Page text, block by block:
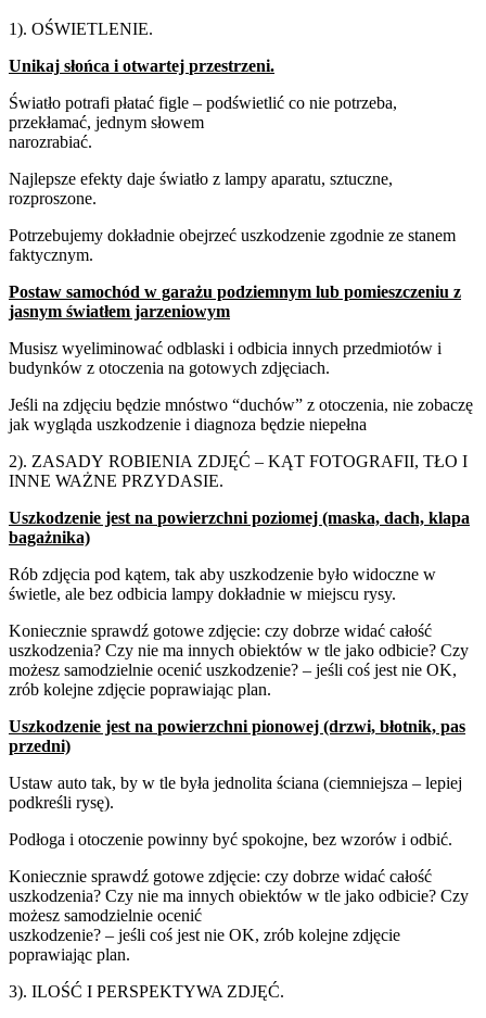
1). OŚWIETLENIE.
Unikaj słońca i otwartej przestrzeni.
Światło potrafi płatać figle – podświetlić co nie potrzeba,
przekłamać, jednym słowem
narozrabiać.
Najlepsze efekty daje światło z lampy aparatu, sztuczne,
rozproszone.
Potrzebujemy dokładnie obejrzeć uszkodzenie zgodnie ze stanem
faktycznym.
Postaw samochód w garażu podziemnym lub pomieszczeniu z
jasnym światłem jarzeniowym
Musisz wyeliminować odblaski i odbicia innych przedmiotów i
budynków z otoczenia na gotowych zdjęciach.
Jeśli na zdjęciu będzie mnóstwo “duchów” z otoczenia, nie zobaczę
jak wygląda uszkodzenie i diagnoza będzie niepełna
2). ZASADY ROBIENIA ZDJĘĆ – KĄT FOTOGRAFII, TŁO I
INNE WAŻNE PRZYDASIE.
Uszkodzenie jest na powierzchni poziomej (maska, dach, klapa
bagażnika)
Rób zdjęcia pod kątem, tak aby uszkodzenie było widoczne w
świetle, ale bez odbicia lampy dokładnie w miejscu rysy.
Koniecznie sprawdź gotowe zdjęcie: czy dobrze widać całość
uszkodzenia? Czy nie ma innych obiektów w tle jako odbicie? Czy
możesz samodzielnie ocenić uszkodzenie? – jeśli coś jest nie OK,
zrób kolejne zdjęcie poprawiając plan.
Uszkodzenie jest na powierzchni pionowej (drzwi, błotnik, pas
przedni)
Ustaw auto tak, by w tle była jednolita ściana (ciemniejsza – lepiej
podkreśli rysę).
Podłoga i otoczenie powinny być spokojne, bez wzorów i odbić.
Koniecznie sprawdź gotowe zdjęcie: czy dobrze widać całość
uszkodzenia? Czy nie ma innych obiektów w tle jako odbicie? Czy
możesz samodzielnie ocenić
uszkodzenie? – jeśli coś jest nie OK, zrób kolejne zdjęcie
poprawiając plan.
3). ILOŚĆ I PERSPEKTYWA ZDJĘĆ.